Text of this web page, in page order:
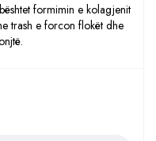
formimin e kolagjenit
trash e forcon flokët dhe